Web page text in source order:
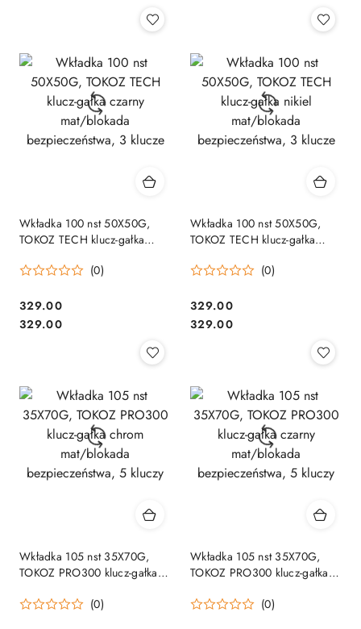
Wkładka 100 nst 50X50G,
TOKOZ TECH klucz-gałka
bezpieczeństwa, 3 klucze
(0)
Cena:
329.00
Cena:
329.00
Wkładka 100 nst 50X50G,
TOKOZ TECH klucz-gałka
bezpieczeństwa, 3 klucze
(0)
Cena:
329.00
Cena:
329.00
Wkładka 105 nst 35X70G,
TOKOZ PRO300 klucz-gałka
bezpieczeństwa, 5 kluczy
(0)
Wkładka 105 nst 35X70G,
TOKOZ PRO300 klucz-gałka
bezpieczeństwa, 5 kluczy
(0)